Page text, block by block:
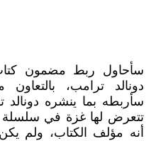
سأحاول ربط مضمون
دونالد ترامب،
سأربطه بما ينشره دونالد
تتعرض لها غزة في سلسلة
أنه مؤلف الكتاب، ولم